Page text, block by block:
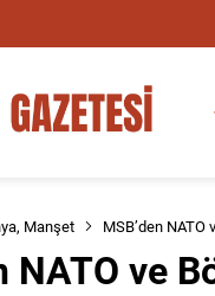
, Manşet MSB’den NATO
NATO ve